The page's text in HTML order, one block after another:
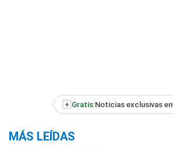
+ Gratis:Noticias exclusivas en
MÁS LEÍDAS